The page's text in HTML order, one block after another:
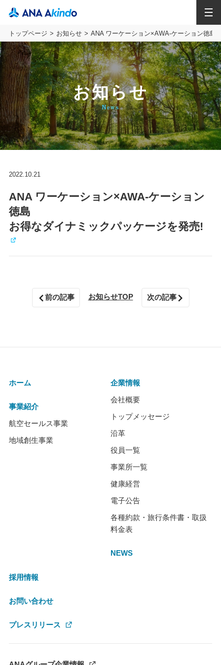
トップページ お知らせ ANA ワーケーション×AWA-ケーション徳島
お知らせ
News
2022.10.21
ANA ワーケーション×AWA-ケーション
徳島
お得なダイナミックパッケージを発売!
前の記事 お知らせTOP 次の記事
ホーム
事業紹介
航空セールス事業
地域創生事業
企業情報
会社概要
トップメッセージ
沿革
役員一覧
事業所一覧
健康経営
電子公告
各種約款・旅行条件書・取扱
料金表
NEWS
採用情報
お問い合わせ
プレスリリース